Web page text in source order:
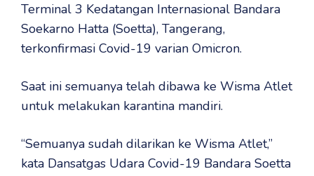
Terminal 3 Kedatangan Internasional Bandara
Soekarno Hatta (Soetta), Tangerang,
terkonfirmasi Covid-19 varian Omicron.
Saat ini semuanya telah dibawa ke Wisma Atlet
untuk melakukan karantina mandiri.
“Semuanya sudah dilarikan ke Wisma Atlet,”
kata Dansatgas Udara Covid-19 Bandara Soetta